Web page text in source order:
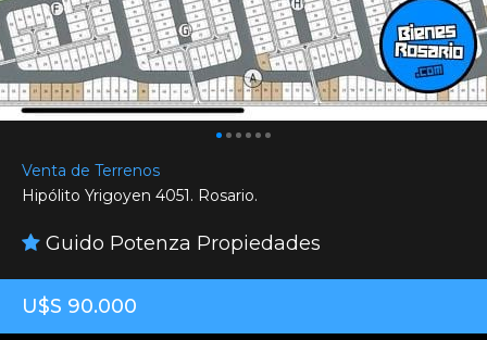
Venta de Terrenos
Hipólito Yrigoyen 4051. Rosario.
Guido Potenza Propiedades
U$S 90.000